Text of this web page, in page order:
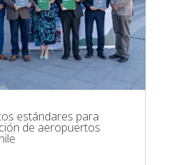
estándares para
de aeropuertos